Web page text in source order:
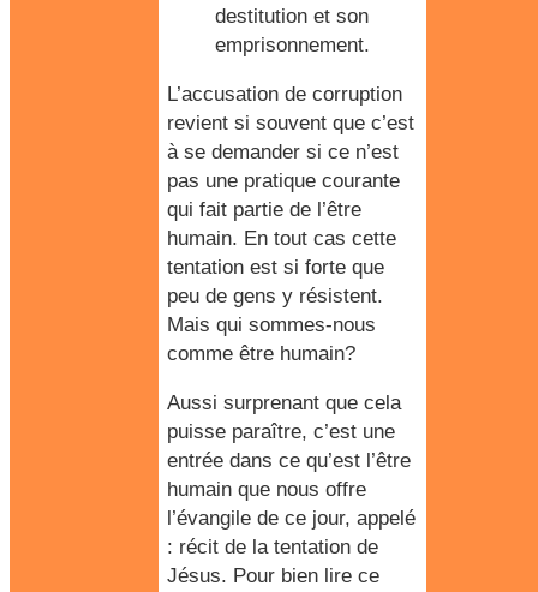
destitution et son
emprisonnement.
L’accusation de corruption
revient si souvent que c’est
à se demander si ce n’est
pas une pratique courante
qui fait partie de l’être
humain. En tout cas cette
tentation est si forte que
peu de gens y résistent.
Mais qui sommes-nous
comme être humain?
Aussi surprenant que cela
puisse paraître, c’est une
entrée dans ce qu’est l’être
humain que nous offre
l’évangile de ce jour, appelé
: récit de la tentation de
Jésus. Pour bien lire ce